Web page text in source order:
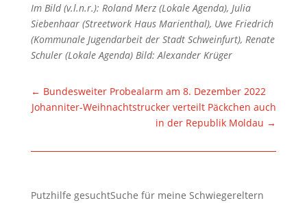
Im Bild (v.l.n.r.): Roland Merz (Lokale Agenda), Julia
Siebenhaar (Streetwork Haus Marienthal), Uwe Friedrich
(Kommunale Jugendarbeit der Stadt Schweinfurt), Renate
Schuler (Lokale Agenda) Bild: Alexander Krüger
← Bundesweiter Probealarm am 8. Dezember 2022
Johanniter-Weihnachtstrucker verteilt Päckchen auch
in der Republik Moldau →
Putzhilfe gesuchtSuche für meine Schwiegereltern